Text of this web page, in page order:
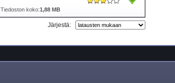
Tiedoston koko:1,88 MB
Järjestä: